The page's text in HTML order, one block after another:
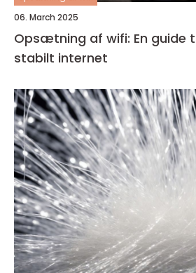
06. March 2025
Opsætning af wifi: En guide
stabilt internet